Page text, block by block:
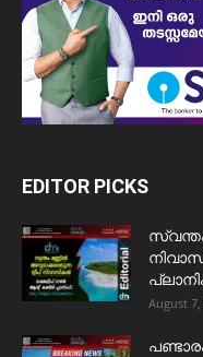
EDITOR PICKS
August 7,